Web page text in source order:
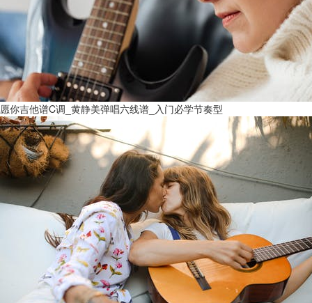
愿你吉他谱C调_黄静美弹唱六线谱_入门必学节奏型